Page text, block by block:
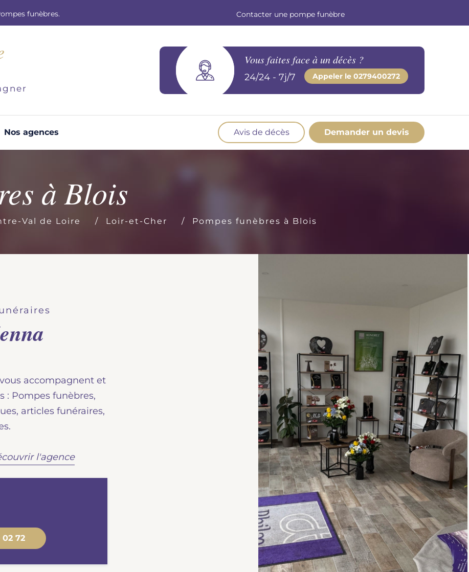
funèbres. Contacter une pompe funèbre
Vous faites face à un décès ?
24/24 - 7j/7 Appeler le 0279400272
Nos agences Avis de décès Demander un devis
soulager vos proches pour l'organisation de la
cérémonie. Nous vous accompagnons.
Demander un devis prévoyance
à Blois
Val de Loire Loir-et-Cher Pompes funèbres à Blois
vous accompagnent et
: Pompes funèbres,
articles funéraires,
l'agence
72